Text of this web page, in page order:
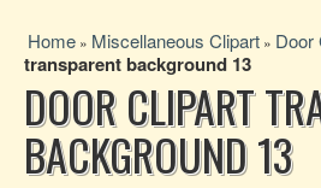
Home » Miscellaneous Clipart » Door
transparent background 13
DOOR CLIPART
BACKGROUND 13